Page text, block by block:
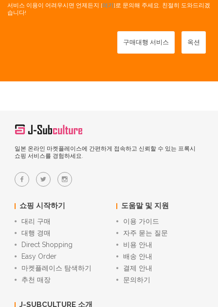
서비스 이용이 어려우시면 언제든지 [여기 ]로 문의해 주세요. 친절히 도와드리겠
습니다!
구매대행 서비스 옥션
일본 온라인 마켓플레이스에 간편하게 접속하고 신뢰할 수 있는 프록시
쇼핑 서비스를 경험하세요.
쇼핑 시작하기
대리 구매
대행 경매
Direct Shopping
Easy Order
마켓플레이스 탐색하기
추천 매장
도움말 및 지원
이용 가이드
자주 묻는 질문
비용 안내
배송 안내
결제 안내
문의하기
J-SUBCULTURE 소개